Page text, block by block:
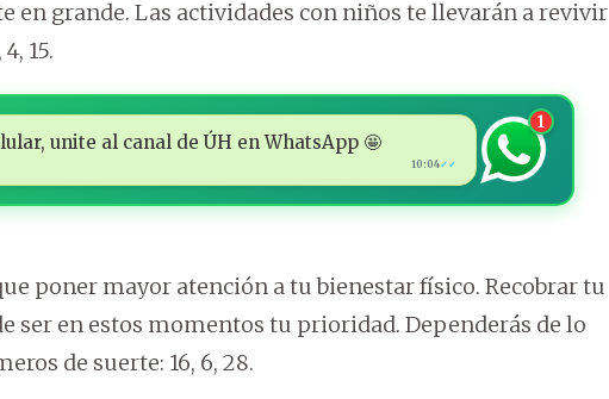
en grande. Las actividades con niños te llevarán a revivir
15.
unite al canal de ÚH en WhatsApp 🤩
10:04✓✓
1
poner mayor atención a tu bienestar físico. Recobrar tu
ser en estos momentos tu prioridad. Dependerás de lo
de suerte: 16, 6, 28.